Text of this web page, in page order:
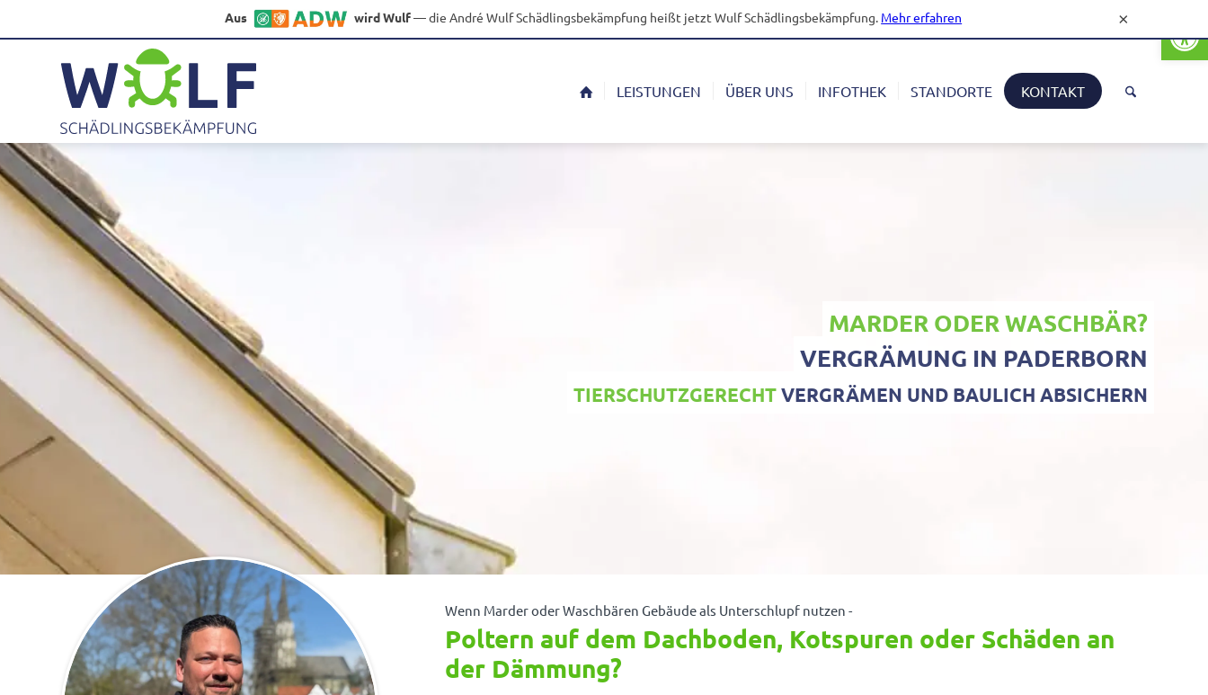
Aus wird Wulf— die André Wulf Schädlingsbekämpfung heißt jetzt Wulf Schädlingsbekämpfung. Mehr erfahren ×
LEISTUNGEN ÜBER UNS INFOTHEK STANDORTE KONTAKT
MARDER ODER WASCHBÄR?
VERGRÄMUNG IN PADERBORN
TIER­SCHUTZ­GE­RECHTVERGRÄMEN UND BAULICH ABSICHERN
Wenn Marder oder Wasch­bären Gebäude als Unter­schlupf nutzen -
Poltern auf dem Dachboden, Kotspuren oder Schäden an
der Dämmung?